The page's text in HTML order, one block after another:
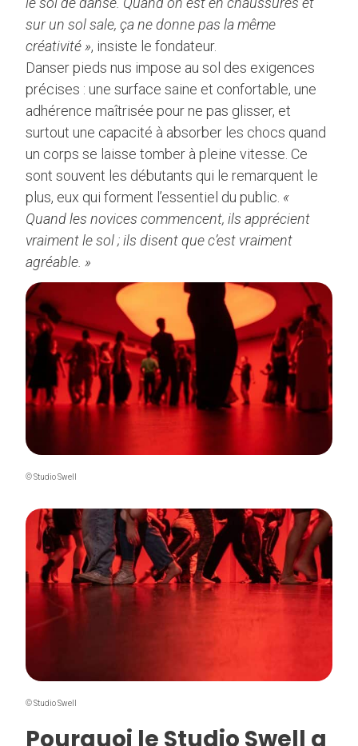
sur un sol sale, ça ne donne pas la même
créativité », insiste le fondateur.
Danser pieds nus impose au sol des exigences
précises : une surface saine et confortable, une
adhérence maîtrisée pour ne pas glisser, et
surtout une capacité à absorber les chocs quand
un corps se laisse tomber à pleine vitesse. Ce
sont souvent les débutants qui le remarquent le
plus, eux qui forment l’essentiel du public. «
Quand les novices commencent, ils apprécient
vraiment le sol ; ils disent que c’est vraiment
agréable. »
© Studio Swell
© Studio Swell
Pourquoi le Studio Swell a